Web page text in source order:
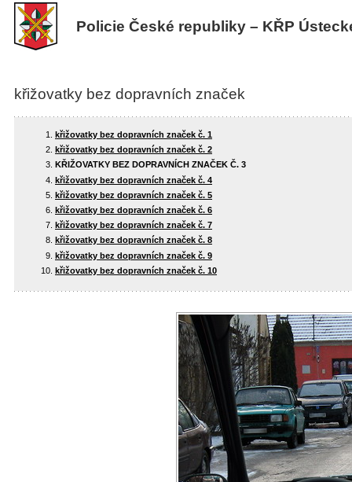
Policie České republiky – KŘP
křižovatky bez dopravních značek
křižovatky bez dopravních značek č. 1
křižovatky bez dopravních značek č. 2
KŘIŽOVATKY BEZ DOPRAVNÍCH ZNAČEK Č. 3
křižovatky bez dopravních značek č. 4
křižovatky bez dopravních značek č. 5
křižovatky bez dopravních značek č. 6
křižovatky bez dopravních značek č. 7
křižovatky bez dopravních značek č. 8
křižovatky bez dopravních značek č. 9
křižovatky bez dopravních značek č. 10